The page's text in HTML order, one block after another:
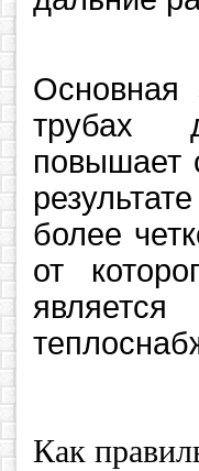
Основная
трубах
повышает
более
от
является
Как